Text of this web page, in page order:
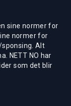
sine normer for
normer for
Alt
NETT NO har
som det blir